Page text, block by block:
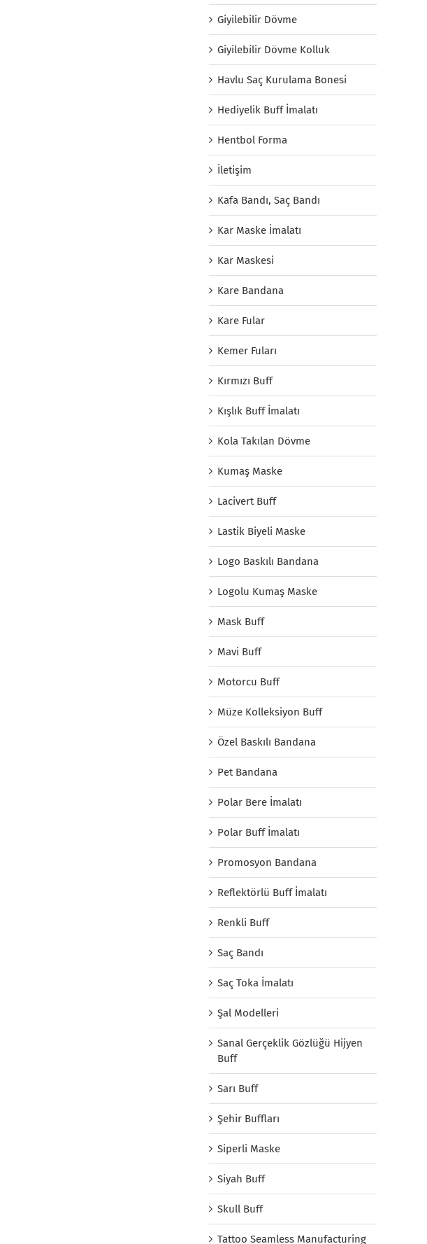
Giyilebilir Dövme
Giyilebilir Dövme Kolluk
Havlu Saç Kurulama Bonesi
Hediyelik Buff İmalatı
Hentbol Forma
İletişim
Kafa Bandı, Saç Bandı
Kar Maske İmalatı
Kar Maskesi
Kare Bandana
Kare Fular
Kemer Fuları
Kırmızı Buff
Kışlık Buff İmalatı
Kola Takılan Dövme
Kumaş Maske
Lacivert Buff
Lastik Biyeli Maske
Logo Baskılı Bandana
Logolu Kumaş Maske
Mask Buff
Mavi Buff
Motorcu Buff
Müze Kolleksiyon Buff
Özel Baskılı Bandana
Pet Bandana
Polar Bere İmalatı
Polar Buff İmalatı
Promosyon Bandana
Reflektörlü Buff İmalatı
Renkli Buff
Saç Bandı
Saç Toka İmalatı
Şal Modelleri
Sanal Gerçeklik Gözlüğü Hijyen
Buff
Sarı Buff
Şehir Buffları
Siperli Maske
Siyah Buff
Skull Buff
Tattoo Seamless Manufacturing